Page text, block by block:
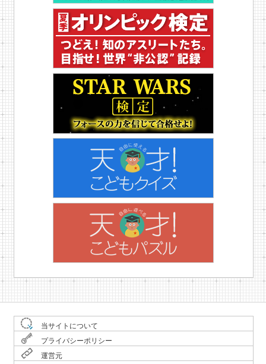
当サイトについて
プライバシーポリシー
運営元